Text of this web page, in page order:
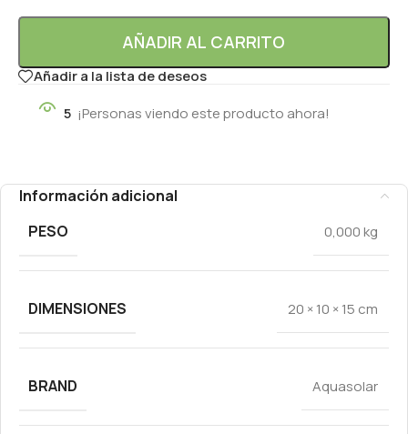
AÑADIR AL CARRITO
Añadir a la lista de deseos
5 ¡Personas viendo este producto ahora!
Información adicional
PESO
0,000 kg
DIMENSIONES 20 × 10 × 15 cm
BRAND Aquasolar